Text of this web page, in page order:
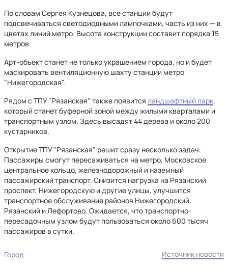
По словам Сергея Кузнецова, все станции будут
подсвечиваться светодиодными лампочками, часть из них — в
цветах линий метро. Высота конструкции составит порядка 15
метров.
Арт-объект станет не только украшением города, но и будет
маскировать вентиляционную шахту станции метро
"Нижегородская".
Рядом с ТПУ "Рязанская" также появится ландшафтный парк,
который станет буферной зоной между жилыми кварталами и
транспортным узлом. Здесь высадят 44 дерева и около 200
кустарников.
Открытие ТПУ "Рязанская" решит сразу несколько задач.
Пассажиры смогут пересаживаться на метро, Московское
центральное кольцо, железнодорожный и наземный
пассажирский транспорт. Снизится нагрузка на Рязанский
проспект, Нижегородскую и другие улицы, улучшится
транспортное обслуживание районов Нижегородский,
Рязанский и Лефортово. Ожидается, что транспортно-
пересадочным узлом будут пользоваться около 600 тысяч
пассажиров в сутки.
Город Источник новости